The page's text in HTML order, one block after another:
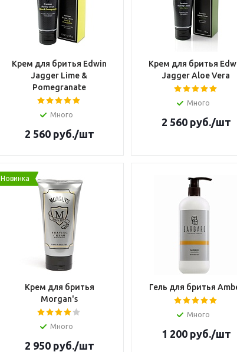
Крем для бритья Edwin
Jagger Lime &
Pomegranate
Много
2 560руб./шт
Крем для бритья
Jagger Aloe Vera
Много
2 560руб./шт
Новинка
Крем для бритья
Morgan's
Много
2 950руб./шт
Гель для бритья
Много
1 200руб./шт